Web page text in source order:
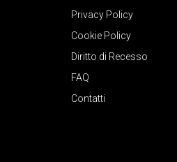
Privacy Policy
Cookie Policy
Diritto di Recesso
FAQ
Contatti